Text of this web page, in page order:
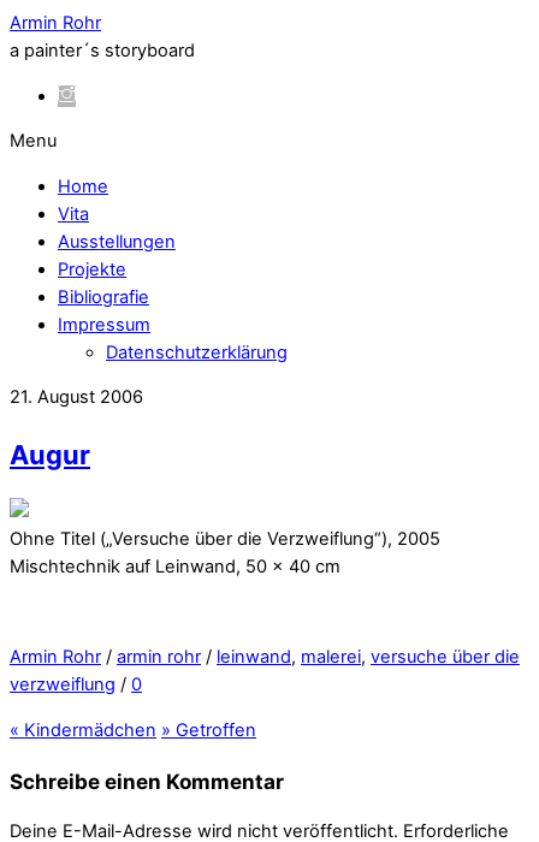
Armin Rohr
a painter´s storyboard
Menu
Home
Vita
Ausstellungen
Projekte
Bibliografie
Impressum
Datenschutzerklärung
21. August 2006
Augur
Ohne Titel („Versuche über die Verzweiflung“), 2005
Mischtechnik auf Leinwand, 50 x 40 cm
Armin Rohr / armin rohr / leinwand, malerei, versuche über die
verzweiflung / 0
« Kindermädchen » Getroffen
Schreibe einen Kommentar
Deine E-Mail-Adresse wird nicht veröffentlicht. Erforderliche